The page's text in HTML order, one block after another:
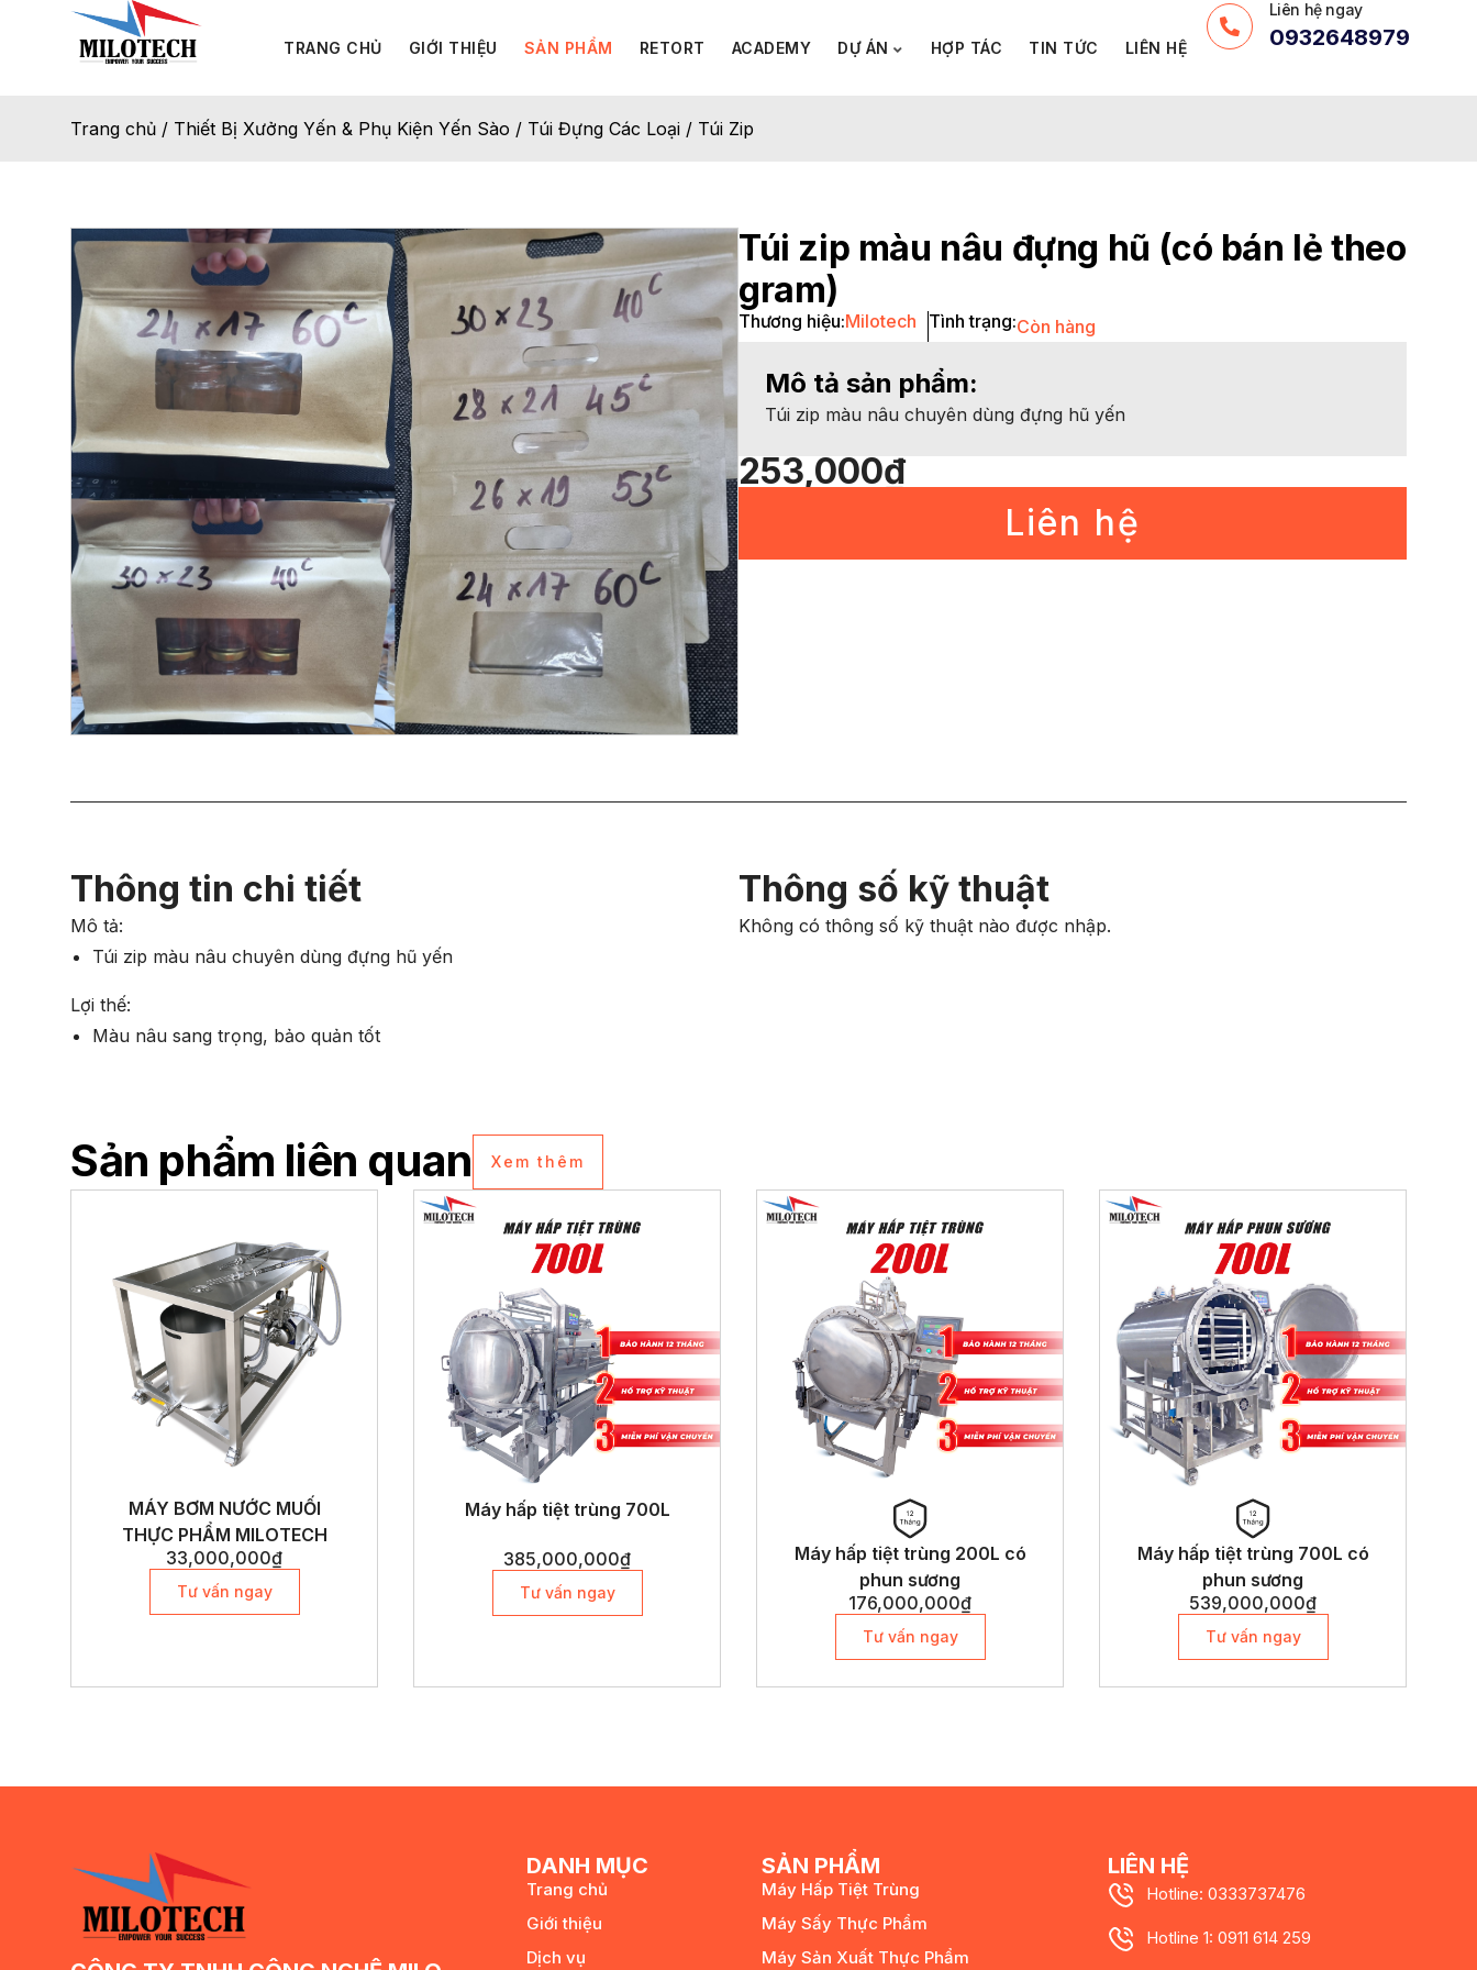
TRANG CHỦ GIỚI THIỆU SẢN PHẨM RETORT ACADEMY DỰ ÁN HỢP TÁC TIN TỨC LIÊN HỆ
Liên hệ ngay
0932648979
Trang chủ / Thiết Bị Xưởng Yến & Phụ Kiện Yến Sào / Túi Đựng Các Loại / Túi Zip
Túi zip màu nâu đựng hũ (có bán lẻ theo
gram)
Thương hiệu:Milotech Tình trạng:Còn hàng
Mô tả sản phẩm:
Túi zip màu nâu chuyên dùng đựng hũ yến
253,000₫
Liên hệ
Thông tin chi tiết
Mô tả:
Túi zip màu nâu chuyên dùng đựng hũ yến
Lợi thế:
Màu nâu sang trọng, bảo quản tốt
Thông số kỹ thuật
Không có thông số kỹ thuật nào được nhập.
Sản phẩm liên quan Xem thêm
MÁY BƠM NƯỚC MUỐI
THỰC PHẨM MILOTECH
33,000,000₫
Tư vấn ngay
Máy hấp tiệt trùng 700L
385,000,000₫
Tư vấn ngay
Máy hấp tiệt trùng 200L có
phun sương
176,000,000₫
Tư vấn ngay
Máy hấp tiệt trùng 700L có
phun sương
539,000,000₫
Tư vấn ngay
DANH MỤC
Trang chủ
Giới thiệu
Dịch vụ
SẢN PHẨM
Máy Hấp Tiệt Trùng
Máy Sấy Thực Phẩm
Máy Sản Xuất Thực Phẩm
LIÊN HỆ
Hotline: 0333737476
Hotline 1: 0911 614 259